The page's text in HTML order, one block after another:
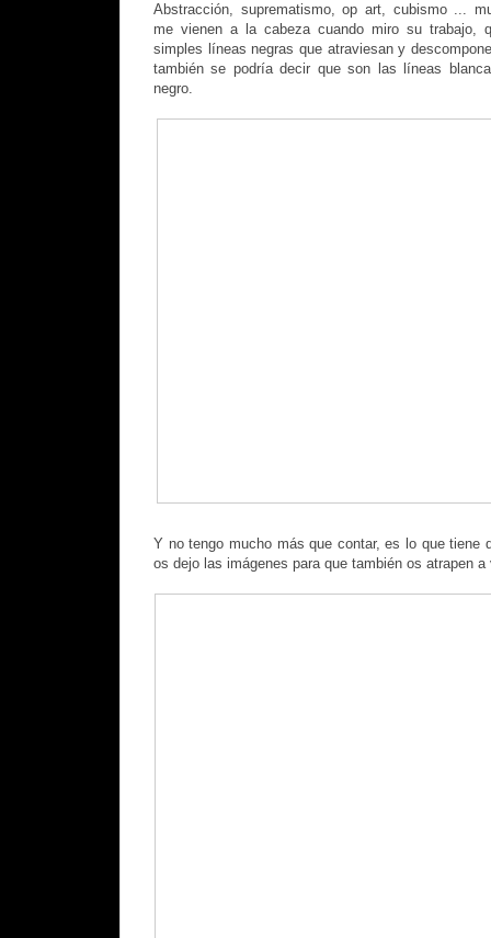
Abstracción, suprematismo, op art, cubismo ...
me vienen a la cabeza cuando miro su trabajo,
simples líneas negras que atraviesan y
también se podría decir que son las líneas
negro.
Y no tengo mucho más que contar, es lo que tiene
os dejo las imágenes para que también os atrapen a